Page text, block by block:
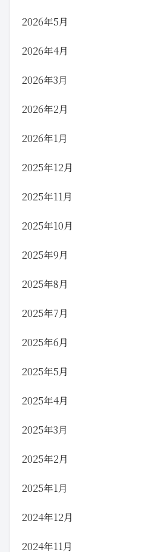
2026年5月
2026年4月
2026年3月
2026年2月
2026年1月
2025年12月
2025年11月
2025年10月
2025年9月
2025年8月
2025年7月
2025年6月
2025年5月
2025年4月
2025年3月
2025年2月
2025年1月
2024年12月
2024年11月